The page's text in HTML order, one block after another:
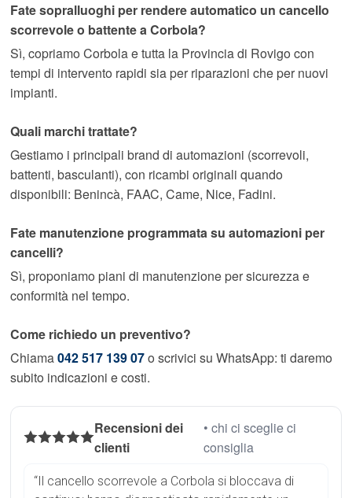
Fate sopralluoghi per rendere automatico un cancello
scorrevole o battente a Corbola?
Sì, copriamo Corbola e tutta la Provincia di Rovigo con
tempi di intervento rapidi sia per riparazioni che per nuovi
impianti.
Quali marchi trattate?
Gestiamo i principali brand di automazioni (scorrevoli,
battenti, basculanti), con ricambi originali quando
disponibili: Benincà, FAAC, Came, Nice, Fadini.
Fate manutenzione programmata su automazioni per
cancelli?
Sì, proponiamo piani di manutenzione per sicurezza e
conformità nel tempo.
Come richiedo un preventivo?
Chiama042 517 139 07o scrivici su WhatsApp: ti daremo
subito indicazioni e costi.
Recensioni dei
clienti
• chi ci sceglie ci
consiglia
“Il cancello scorrevole a Corbola si bloccava di